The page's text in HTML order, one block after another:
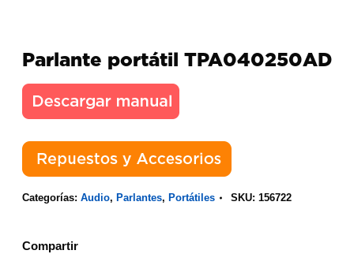
Parlante portátil TPA040250AD
Categorías: Audio, Parlantes, Portátiles SKU: 156722
Compartir